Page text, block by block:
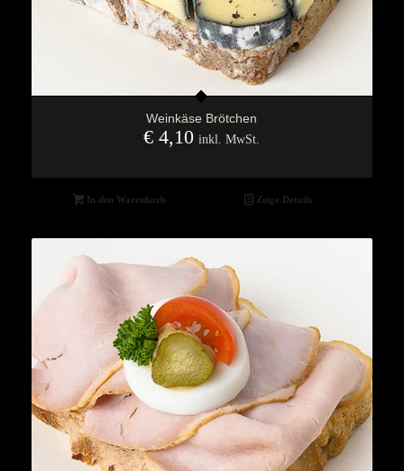
Weinkäse Brötchen
€ 4,10 inkl. MwSt.
In den Warenkorb Zeige Details